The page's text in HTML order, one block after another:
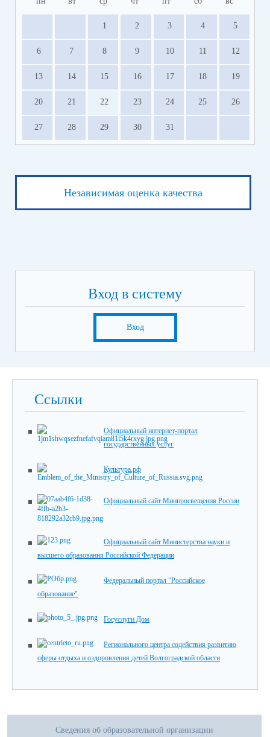
1 2 3 4 5
6 7 8 9 10 11 12
13 14 15 16 17 18 19
20 21 22 23 24 25 26
27 28 29 30 31
Независимая оценка качества
Вход в систему
Вход
Ссылки
Официальный интернет-портал
государственных услуг
Культура.рф
Официальный сайт Минпросвещения России
Официальный сайт Министерства науки и
высшего образования Российской Федерации
Федеральный портал "Российское
образование"
Госуслуги Дом
Регионального центра содействия развитию
сферы отдыха и оздоровления детей Волгоградской области
Сведения об образовательной организации